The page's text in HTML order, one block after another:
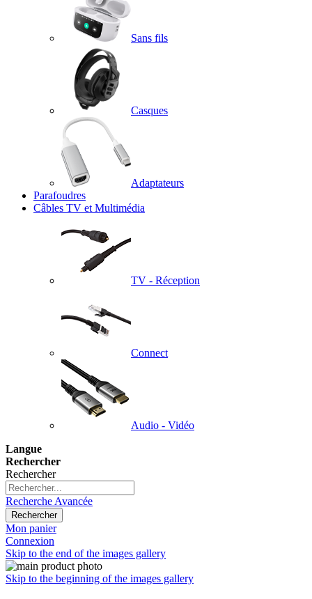
Sans fils
Casques
Adaptateurs
Parafoudres
Câbles TV et Multimédia
TV - Réception
Connect
Audio - Vidéo
Langue
Rechercher
Rechercher
Recherche Avancée
Rechercher
Mon panier
Connexion
Skip to the end of the images gallery
Skip to the beginning of the images gallery